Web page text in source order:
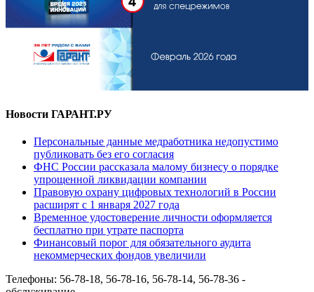
Новости ГАРАНТ.РУ
Персональные данные медработника недопустимо
публиковать без его согласия
ФНС России рассказала малому бизнесу о порядке
упрощенной ликвидации компании
Правовую охрану цифровых технологий в России
расширят с 1 января 2027 года
Временное удостоверение личности оформляется
бесплатно при утрате паспорта
Финансовый порог для обязательного аудита
некоммерческих фондов увеличили
Телефоны: 56-78-18, 56-78-16, 56-78-14, 56-78-36 -